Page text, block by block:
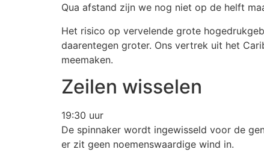
Qua afstand zijn we nog niet op de helft
Het risico op vervelende grote
daarentegen groter. Ons vertrek uit het
meemaken.
Zeilen wisselen
19:30 uur
De spinnaker wordt ingewisseld voor de
er zit geen noemenswaardige wind in.